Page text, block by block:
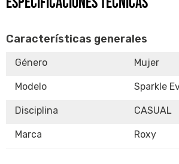
Características generales
Género Mujer
Modelo Sparkle
Disciplina CASUAL
Marca Roxy